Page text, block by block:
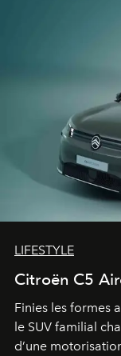
LIFESTYLE
Citroën C5
Finies les formes
le SUV familial
d’une